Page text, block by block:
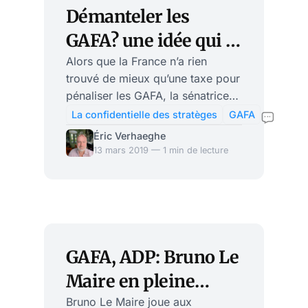
on les attend. Nous avions déjà
signalé que la taxe GAFA posait
problème aux Etats-Unis. Assez
curieusement, Bruno Le Maire
avait à l’époque balayé d’un
revers de la main les ob
Démanteler les
GAFA? une idée qui a
de l’avenir
Alors que la France n’a rien
trouvé de mieux qu’une taxe pour
pénaliser les GAFA, la sénatrice
démocrate du Massachusetts
Elisabeth Warren propose une
idée qui semble avoir plus
concurrence et faire en sorte que
la prochaine génération
d’innovations technologiques soit
aussi dynamique que la dernière,
La confidentielle des stratèges
GAFA
Éric Verhaeghe
13 mars 2019 — 1 min de lecture
GAFA, ADP: Bruno Le
Maire en pleine
Bruno Le Maire joue aux